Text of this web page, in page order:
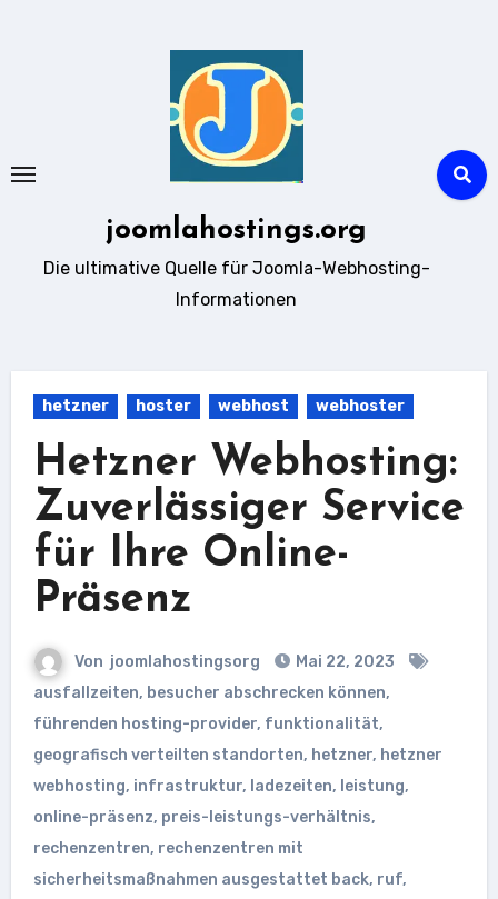
joomlahostings.org
Die ultimative Quelle für Joomla-Webhosting-
Informationen
hetzner hoster webhost webhoster
Hetzner Webhosting:
Zuverlässiger Service
für Ihre Online-
Präsenz
Von joomlahostingsorg
Mai 22, 2023
ausfallzeiten, besucher abschrecken können,
führenden hosting-provider, funktionalität,
geografisch verteilten standorten, hetzner, hetzner
webhosting, infrastruktur, ladezeiten, leistung,
online-präsenz, preis-leistungs-verhältnis,
rechenzentren, rechenzentren mit
sicherheitsmaßnahmen ausgestattet back, ruf,